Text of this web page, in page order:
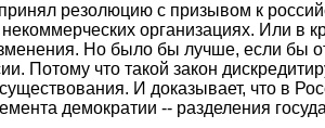
резолюцию с призывом к
некоммерческих организациях. Или в
Но было бы лучше, если бы
Потому что такой закон
И доказывает, что в
демократии -- разделения